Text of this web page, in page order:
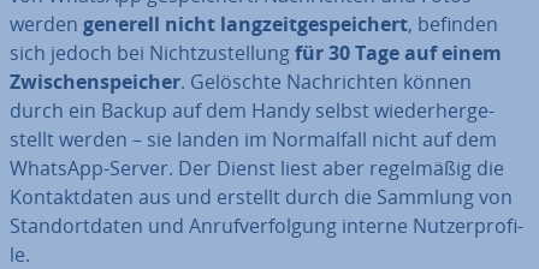
werden generell nicht lang­zeit­ge­spei­chert, befinden
sich jedoch bei Nicht­zu­stel­lungfür 30 Tage auf einem
Zwi­schen­spei­cher. Gelöschte Nach­rich­ten können
durch ein Backup auf dem Handy selbst wie­der­her­ge­
stellt werden – sie landen im Nor­mal­fall nicht auf dem
WhatsApp-Server. Der Dienst liest aber re­gel­mä­ßig die
Kon­takt­da­ten aus und erstellt durch die Sammlung von
Stand­ort­da­ten und An­ruf­ver­fol­gung interne Nut­zer­pro­fi­
le.